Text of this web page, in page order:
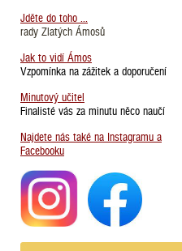
Jděte do toho ...
rady Zlatých Ámosů
Jak to vidí Ámos
Vzpomínka na zážitek a doporučení
Minutový učitel
Finalisté vás za minutu něco naučí
Najdete nás také na Instagramu a
Facebooku